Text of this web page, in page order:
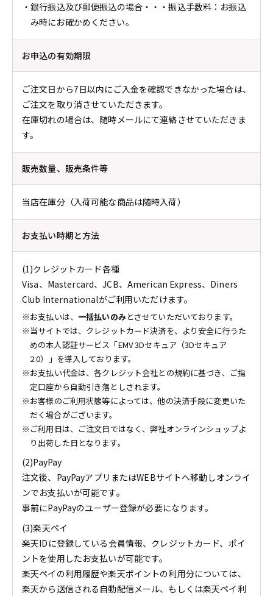
銀行振込及び郵便振込の場合・・・振込手数料：お振込
み時にお確かめください。
お申込の有効期限
ご注文日から7日以内にご入金を確認できなかった場合は、
ご注文を取り消させていただきます。
在庫切れの場合は、随時メールにて連絡させていただきま
す。
販売数量、販売条件等
当店在庫分（入荷可能な商品は随時入荷）
お支払い時期と方法
(1)クレジットカード各種
Visa、Mastercard、JCB、American Express、Diners
Club Internationalがご利用いただけます。
お支払いは、 一括払いのみ とさせていただいております。
当サイトでは、クレジットカード決済を、より安全に行うた
めの本人認証サービス「EMV 3Dセキュア（3Dセキュア
2.0）」を導入しております。
お支払い代金は、各クレジット会社との規約に基づき、ご指
定口座から自動引き落としされます。
お客様のご利用状態等によっては、他の決済手段に変更いた
だく場合がございます。
ご利用日は、ご注文日ではなく、弊社オンラインショップよ
り出荷した日となります。
(2)PayPay
注文後、PayPayアプリまたはWEBサイトへ移動しオンライ
ンでお支払いが可能です。
事前にPayPayのユーザー登録が必要になります。
(3)楽天ペイ
楽天IDに登録している会員情報、クレジットカード、ポイ
ントを使用したお支払いが可能です。
楽天ペイの利用履歴や楽天ポイントの利用分については、
楽天から送信される自動配信メール、もしくは楽天ペイ利